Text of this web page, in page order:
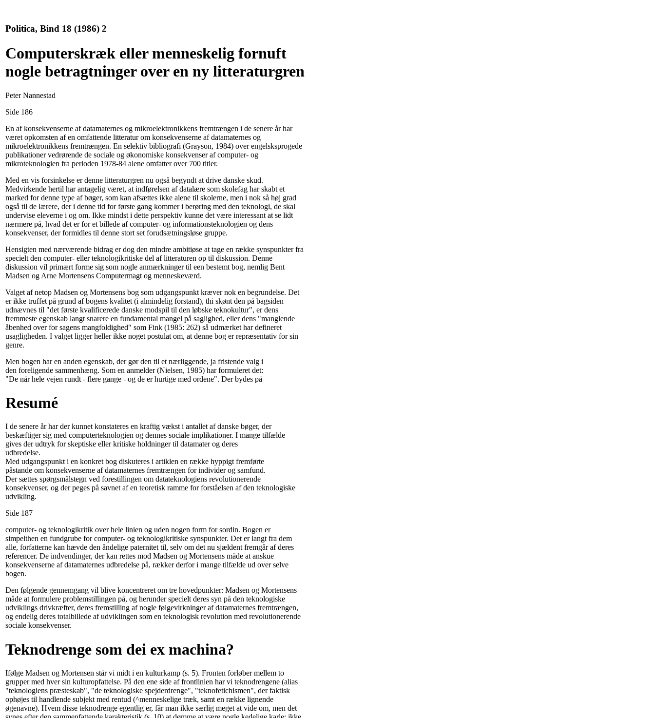
Politica, Bind 18 (1986) 2
Computerskræk eller menneskelig fornuft
nogle betragtninger over en ny litteraturgren
Peter Nannestad
Side 186
En af konsekvenserne af datamaternes og mikroelektronikkens fremtrængen i de senere år har
været opkomsten af en omfattende litteratur om konsekvenserne af datamaternes og
mikroelektronikkens fremtrængen. En selektiv bibliografi (Grayson, 1984) over engelsksprogede
publikationer vedrørende de sociale og økonomiske konsekvenser af computer- og
mikroteknologien fra perioden 1978-84 alene omfatter over 700 titler.
Med en vis forsinkelse er denne litteraturgren nu også begyndt at drive danske skud.
Medvirkende hertil har antagelig været, at indførelsen af datalære som skolefag har skabt et
marked for denne type af bøger, som kan afsættes ikke alene til skolerne, men i nok så høj grad
også til de lærere, der i denne tid for første gang kommer i berøring med den teknologi, de skal
undervise eleverne i og om. Ikke mindst i dette perspektiv kunne det være interessant at se lidt
nærmere på, hvad det er for et billede af computer- og informationsteknologien og dens
konsekvenser, der formidles til denne stort set forudsætningsløse gruppe.
Hensigten med nærværende bidrag er dog den mindre ambitiøse at tage en række synspunkter fra
specielt den computer- eller teknologikritiske del af litteraturen op til diskussion. Denne
diskussion vil primært forme sig som nogle anmærkninger til een bestemt bog, nemlig Bent
Madsen og Arne Mortensens Computermagt og menneskeværd.
Valget af netop Madsen og Mortensens bog som udgangspunkt kræver nok en begrundelse. Det
er ikke truffet på grund af bogens kvalitet (i almindelig forstand), thi skønt den på bagsiden
udnævnes til "det første kvalificerede danske modspil til den løbske teknokultur", er dens
fremmeste egenskab langt snarere en fundamental mangel på saglighed, eller dens "manglende
åbenhed over for sagens mangfoldighed" som Fink (1985: 262) så udmærket har defineret
usagligheden. I valget ligger heller ikke noget postulat om, at denne bog er repræsentativ for sin
genre.
Men bogen har en anden egenskab, der gør den til et nærliggende, ja fristende valg i
den foreligende sammenhæng. Som en anmelder (Nielsen, 1985) har formuleret det:
"De når hele vejen rundt - flere gange - og de er hurtige med ordene". Der bydes på
Resumé
I de senere år har der kunnet konstateres en kraftig vækst i antallet af danske bøger, der
beskæftiger sig med computerteknologien og dennes sociale implikationer. I mange tilfælde
gives der udtryk for skeptiske eller kritiske holdninger til datamater og deres
udbredelse.
Med udgangspunkt i en konkret bog diskuteres i artiklen en række hyppigt fremførte
påstande om konsekvenserne af datamaternes fremtrængen for individer og samfund.
Der sættes spørgsmålstegn ved forestillingen om datateknologiens revolutionerende
konsekvenser, og der peges på savnet af en teoretisk ramme for forståelsen af den teknologiske
udvikling.
Side 187
computer- og teknologikritik over hele linien og uden nogen form for sordin. Bogen er
simpelthen en fundgrube for computer- og teknologikritiske synspunkter. Det er langt fra dem
alle, forfatterne kan hævde den åndelige paternitet til, selv om det nu sjældent fremgår af deres
referencer. De indvendinger, der kan rettes mod Madsen og Mortensens måde at anskue
konsekvenserne af datamaternes udbredelse på, rækker derfor i mange tilfælde ud over selve
bogen.
Den følgende gennemgang vil blive koncentreret om tre hovedpunkter: Madsen og Mortensens
måde at formulere problemstillingen på, og herunder specielt deres syn på den teknologiske
udviklings drivkræfter, deres fremstilling af nogle følgevirkninger af datamaternes fremtrængen,
og endelig deres totalbillede af udviklingen som en teknologisk revolution med revolutionerende
sociale konsekvenser.
Teknodrenge som dei ex machina?
Ifølge Madsen og Mortensen står vi midt i en kulturkamp (s. 5). Fronten forløber mellem to
grupper med hver sin kulturopfattelse. På den ene side af frontlinien har vi teknodrengene (alias
"teknologiens præsteskab", "de teknologiske spejderdrenge", "teknofetichismen", der faktisk
ophøjes til handlende subjekt med rentud (^menneskelige træk, samt en række lignende
øgenavne). Hvem disse teknodrenge egentlig er, får man ikke særlig meget at vide om, men det